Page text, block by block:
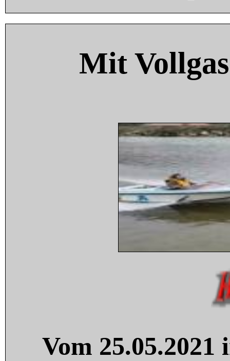
Mit
Vom